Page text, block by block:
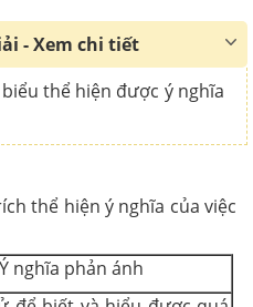
- Xem chi tiết
thể hiện được ý nghĩa
thể hiện ý nghĩa của việc
Ý nghĩa phản ánh